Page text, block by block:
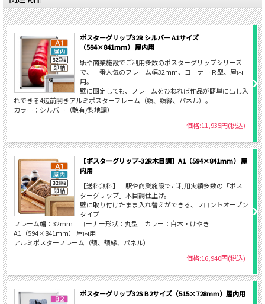
ポスターグリップ32R シルバー A1サイズ
（594×841mm） 屋内用
駅や商業施設でご利用多数のポスターグリップシリーズ
で、一番人気のフレーム幅32ｍｍ、コーナーＲ型、屋内
用。
壁に固定しても、フレームをひねれば作品が簡単に出し入
れできる4辺前開きアルミポスターフレーム（額、額縁、パネル）。
カラー：シルバー（艶有/梨地調）
価格:11,935円(税込)
【ポスターグリップ-32R木目調】A1（594×841mm） 屋
内用
【送料無料】 駅や商業施設でご利用実績多数の「ポス
ターグリップ」木目調仕上げ。
壁に取り付けたまま入れ替えができる、フロントオープン
タイプ
フレーム幅：32mm コーナー形状：丸型 カラー：白木・けやき
A1（594×841ｍｍ） 屋内用
アルミポスターフレーム（額、額縁、パネル）
価格:16,940円(税込)
ポスターグリップ32S B2サイズ（515×728mm）屋内用